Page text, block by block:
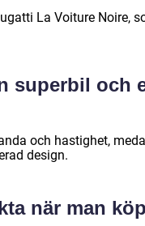
La Voiture Noire,
superbil och
och hastighet,
design.
när man